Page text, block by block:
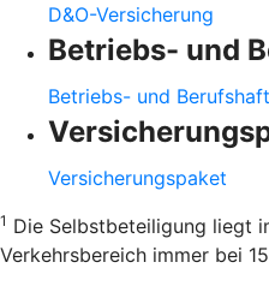
D&O-Versicherung
Betriebs- und
Betriebs- und
Versicherungspaket
1 Die Selbstbeteiligung liegt
Verkehrsbereich immer bei